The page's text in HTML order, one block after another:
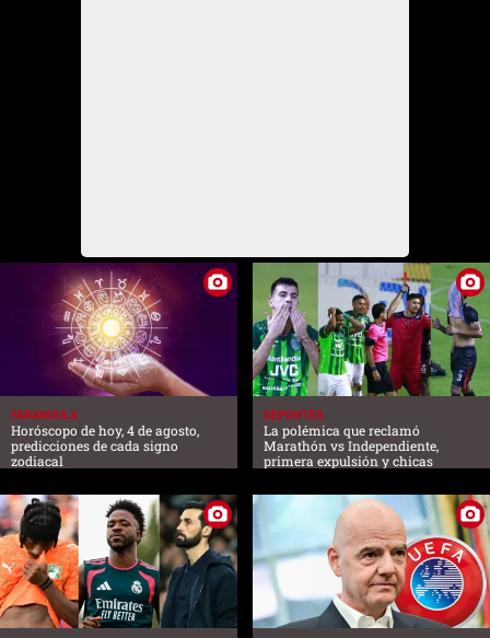
FARANDULA
Horóscopo de hoy, 4 de agosto,
predicciones de cada signo
zodiacal
DEPORTES
La polémica que reclamó
Marathón vs Independiente,
primera expulsión y chicas